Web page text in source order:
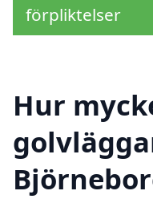
förpliktelser
Hur